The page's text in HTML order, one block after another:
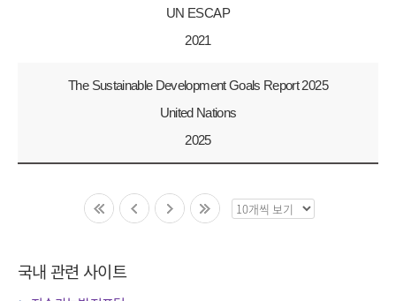
UN ESCAP
2021
The Sustainable Development Goals Report 2025
United Nations
2025
페
국내 관련 사이트